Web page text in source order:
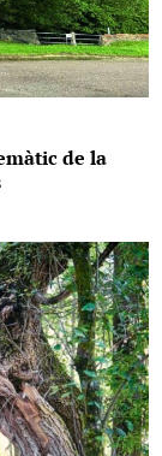
de la